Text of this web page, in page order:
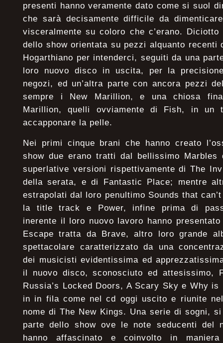
presenti hanno veramente dato come si suol
che sarà decisamente difficile da
visceralmente su coloro che c’erano.
dello show orientata su pezzi alquanto recenti
Hogarthiano per intenderci, seguiti da una
loro nuovo disco in uscita, per la
negozi, ed un’altra parte con ancora pezzi
sempre i New Marillion, e una chiosa
Marillion, quelli ovviamente di Fish, in un
accapponare la pelle.
Nei primi cinque brani che hanno creato
show due erano tratti dal bellissimo
superlative versioni rispettivamente di The
della serata, e di Fantastic Place; mentre
estrapolati dal loro penultimo Sounds that
la title track e Power, infine prima di
inerente il loro nuovo lavoro hanno
Escape tratta da Brave, altro loro grande
spettacolare caratterizzato da una
dei musicisti evidentissima ed
il nuovo disco, sconosciuto ed attesissimo,
Russia’s Locked Doors, A Scary Sky e Why
in in fila come nel cd oggi uscito e riunite
nome di The New Kings. Una serie di sogni,
parte dello show ove le note seducenti del
hanno affascinato e coinvolto in